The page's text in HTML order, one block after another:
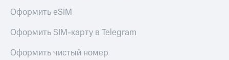
Оформить eSIM
Оформить SIM-карту в Telegram
Оформить чистый номер